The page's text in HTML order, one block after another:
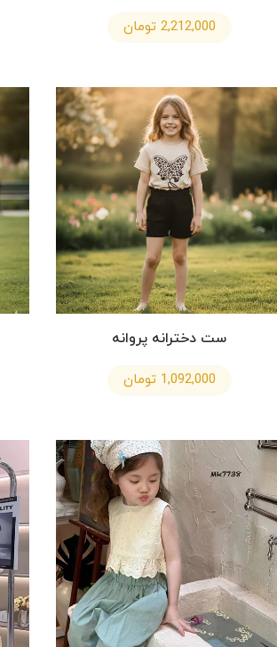
2,212,000 تومان
ست دخترانه پروانه
1,092,000 تومان